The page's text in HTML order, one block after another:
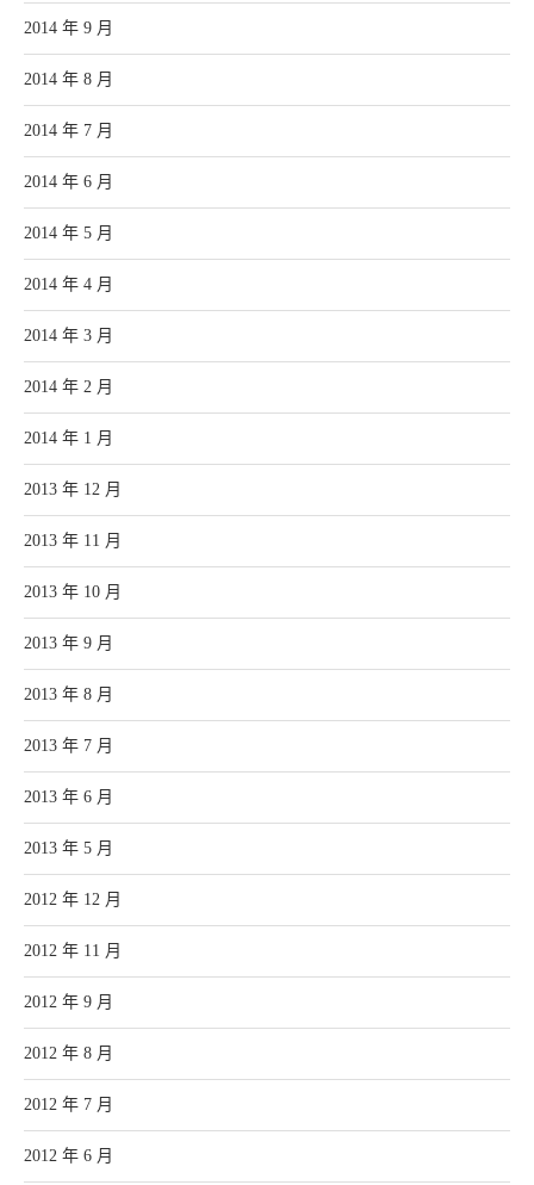
2014 年 9 月
2014 年 8 月
2014 年 7 月
2014 年 6 月
2014 年 5 月
2014 年 4 月
2014 年 3 月
2014 年 2 月
2014 年 1 月
2013 年 12 月
2013 年 11 月
2013 年 10 月
2013 年 9 月
2013 年 8 月
2013 年 7 月
2013 年 6 月
2013 年 5 月
2012 年 12 月
2012 年 11 月
2012 年 9 月
2012 年 8 月
2012 年 7 月
2012 年 6 月